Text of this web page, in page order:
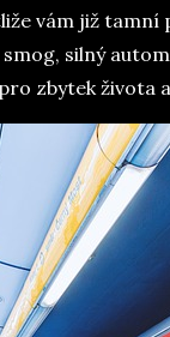
vám již
silný
zbytek života